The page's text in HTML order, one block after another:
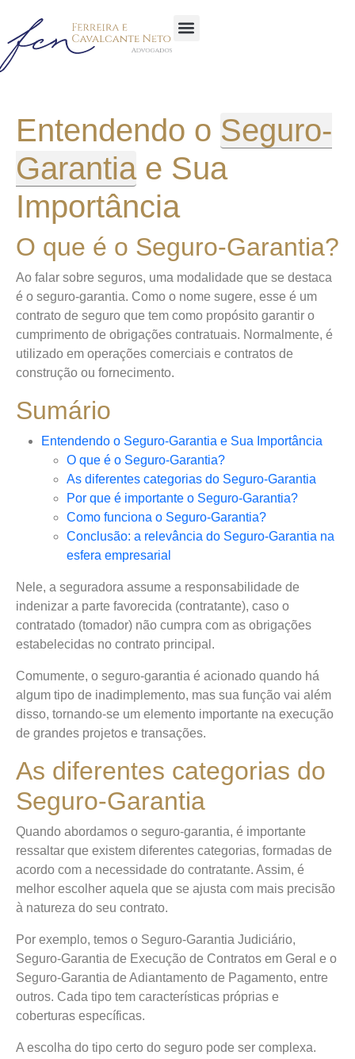
Entendendo o Seguro-
Garantiae Sua
Importância
O que é o Seguro-Garantia?
Ao falar sobre seguros, uma modalidade que se destaca
é o seguro-garantia. Como o nome sugere, esse é um
contrato de seguro que tem como propósito garantir o
cumprimento de obrigações contratuais. Normalmente, é
utilizado em operações comerciais e contratos de
construção ou fornecimento.
Sumário
Entendendo o Seguro-Garantia e Sua Importância
O que é o Seguro-Garantia?
As diferentes categorias do Seguro-Garantia
Por que é importante o Seguro-Garantia?
Como funciona o Seguro-Garantia?
Conclusão: a relevância do Seguro-Garantia na
esfera empresarial
Nele, a seguradora assume a responsabilidade de
indenizar a parte favorecida (contratante), caso o
contratado (tomador) não cumpra com as obrigações
estabelecidas no contrato principal.
Comumente, o seguro-garantia é acionado quando há
algum tipo de inadimplemento, mas sua função vai além
disso, tornando-se um elemento importante na execução
de grandes projetos e transações.
As diferentes categorias do
Seguro-Garantia
Quando abordamos o seguro-garantia, é importante
ressaltar que existem diferentes categorias, formadas de
acordo com a necessidade do contratante. Assim, é
melhor escolher aquela que se ajusta com mais precisão
à natureza do seu contrato.
Por exemplo, temos o Seguro-Garantia Judiciário,
Seguro-Garantia de Execução de Contratos em Geral e o
Seguro-Garantia de Adiantamento de Pagamento, entre
outros. Cada tipo tem características próprias e
coberturas específicas.
A escolha do tipo certo do seguro pode ser complexa.